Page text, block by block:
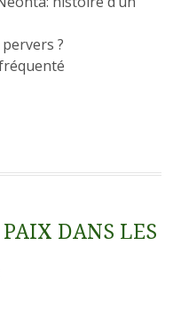
?
PAIX DANS LES